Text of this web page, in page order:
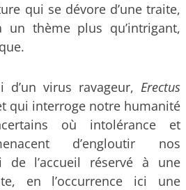
qui se dévore d’une traite,
un thème plus qu’intrigant,
virus ravageur, Erectus
qui interroge notre humanité
où intolérance et
d’engloutir nos
de l’accueil réservé à une
en l’occurrence ici une